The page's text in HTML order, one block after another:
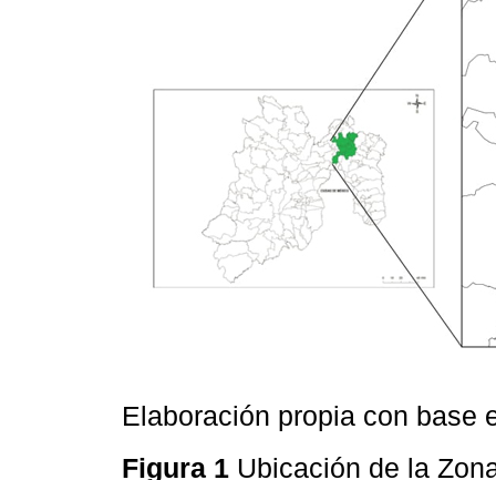
Elaboración propia con base
Figura 1 Ubicación de la